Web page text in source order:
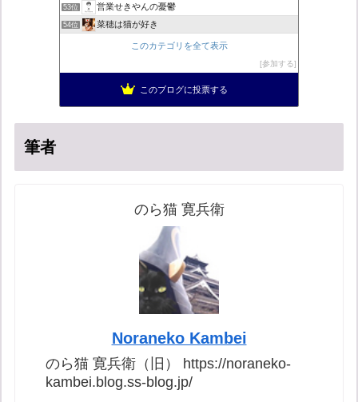
53位 営業せきやんの憂鬱
54位 菜穂は猫が好き
ブリキ屋
このカテゴリを全て表示
参加する
このブログに投票する
筆者
のら猫 寛兵衛
Noraneko Kambei
のら猫 寛兵衛（旧） https://noraneko-
kambei.blog.ss-blog.jp/